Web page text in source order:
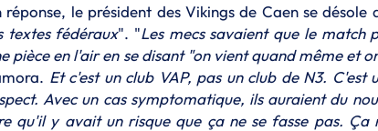
réponse, le président des Vikings de Caen se
textes fédéraux". "Les mecs savaient que le match
pièce en l'air en se disant "on vient quand même et
Et c'est un club VAP, pas un club de N3.
Avec un cas symptomatique, ils auraient du
qu'il y avait un risque que ça ne se fasse pas.